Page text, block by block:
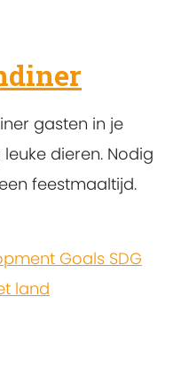
gasten in je
dieren. Nodig
feestmaaltijd.
Goals SDG
land